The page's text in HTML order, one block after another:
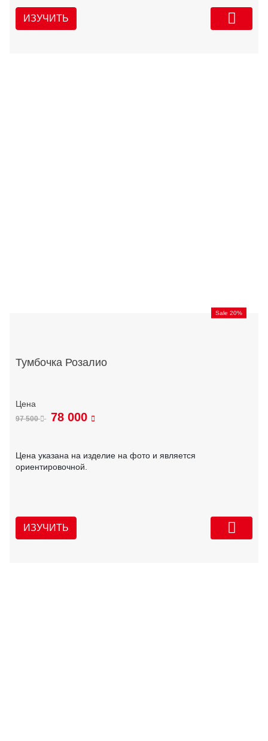
ИЗУЧИТЬ
Sale 20%
Тумбочка Розалио
97 500 78 000
Цена указана на изделие на фото и является
ориентировочной.
ИЗУЧИТЬ